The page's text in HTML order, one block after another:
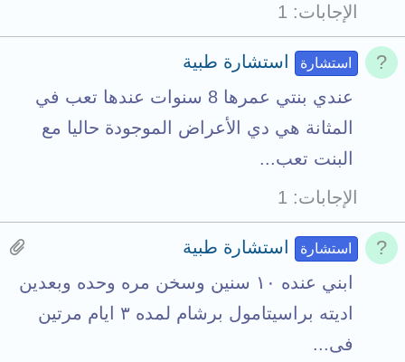
الإجابات 1
استشارة
استشارة طبية
عندي بنتي عمرها 8 سنوات عندها تعب في
المثانة هي دي الأعراض الموجودة حاليا مع
البنت تعب...
الإجابات
1
استشارة
استشارة طبية
ابني عنده ١٠ سنين وسخن مره وحده وبعدين
اديته براسيتامول برشام لمده ٣ ايام مرتين
فى...